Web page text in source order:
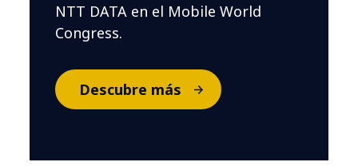
NTT DATA en el Mobile World
Congress.
Descubre más